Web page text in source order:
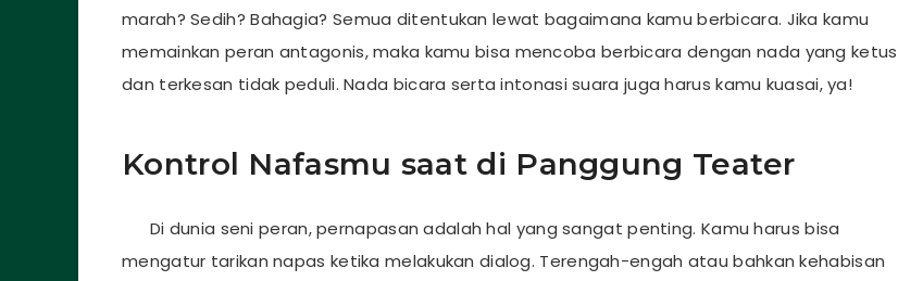
marah? Sedih? Bahagia? Semua ditentukan lewat bagaimana kamu berbicara. Jika kamu
memainkan peran antagonis, maka kamu bisa mencoba berbicara dengan nada yang ketus
dan terkesan tidak peduli. Nada bicara serta intonasi suara juga harus kamu kuasai, ya!
Kontrol Nafasmu saat di Panggung Teater
Di dunia seni peran, pernapasan adalah hal yang sangat penting. Kamu harus bisa
mengatur tarikan napas ketika melakukan dialog. Terengah-engah atau bahkan kehabisan